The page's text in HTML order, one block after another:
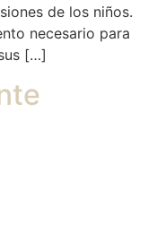
de los niños.
necesario para
[…]